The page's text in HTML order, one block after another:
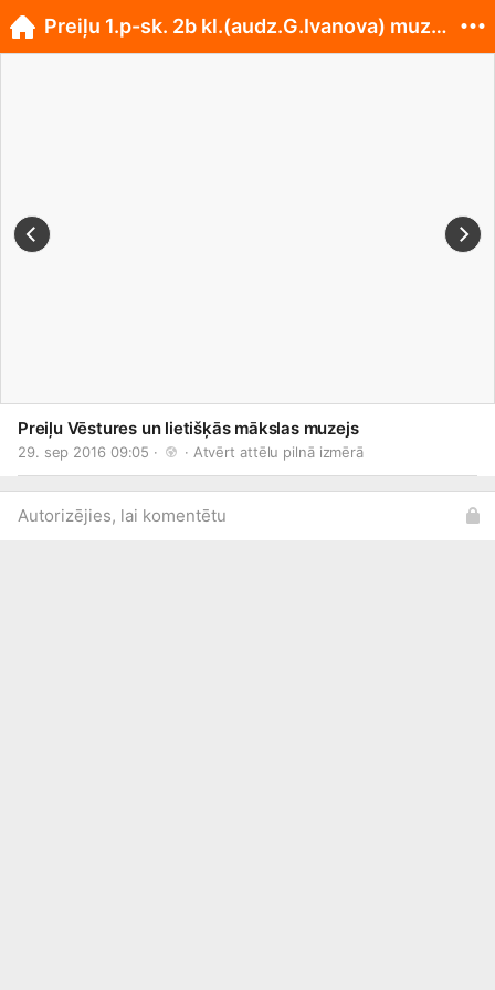
Preiļu Vēstures un lietišķās mākslas muzejs
29. sep 2016 09:05 · · Atvērt attēlu pilnā izmērā
Autorizējies, lai komentētu
Preiļu 1.p-sk. 2b kl.(audz.G.Ivanova) muzejā